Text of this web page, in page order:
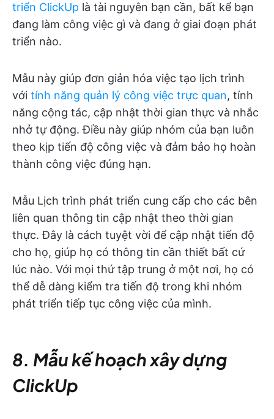
triển ClickUp là tài nguyên bạn cần, bất kể bạn
đang làm công việc gì và đang ở giai đoạn phát
triển nào.
Mẫu này giúp đơn giản hóa việc tạo lịch trình
với tính năng quản lý công việc trực quan, tính
năng cộng tác, cập nhật thời gian thực và nhắc
nhở tự động. Điều này giúp nhóm của bạn luôn
theo kịp tiến độ công việc và đảm bảo họ hoàn
thành công việc đúng hạn.
Mẫu Lịch trình phát triển cung cấp cho các bên
liên quan thông tin cập nhật theo thời gian
thực. Đây là cách tuyệt vời để cập nhật tiến độ
cho họ, giúp họ có thông tin cần thiết bất cứ
lúc nào. Với mọi thứ tập trung ở một nơi, họ có
thể dễ dàng kiểm tra tiến độ trong khi nhóm
phát triển tiếp tục công việc của mình.
8. Mẫu kế hoạch xây dựng
ClickUp